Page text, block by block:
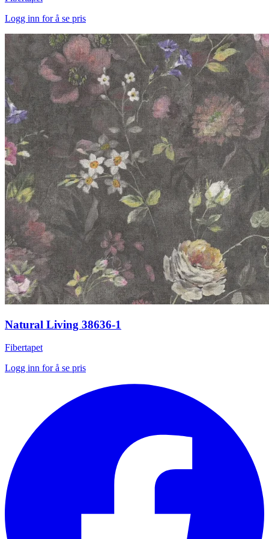
Logg inn for å se pris
Natural Living 38636-1
Fibertapet
Logg inn for å se pris